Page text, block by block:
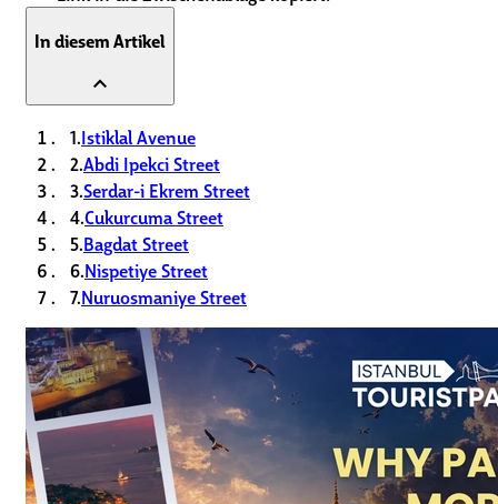
In diesem Artikel
expand_less
1.Istiklal Avenue
2.Abdi Ipekci Street
3.Serdar-i Ekrem Street
4.Cukurcuma Street
5.Bagdat Street
6.Nispetiye Street
7.Nuruosmaniye Street